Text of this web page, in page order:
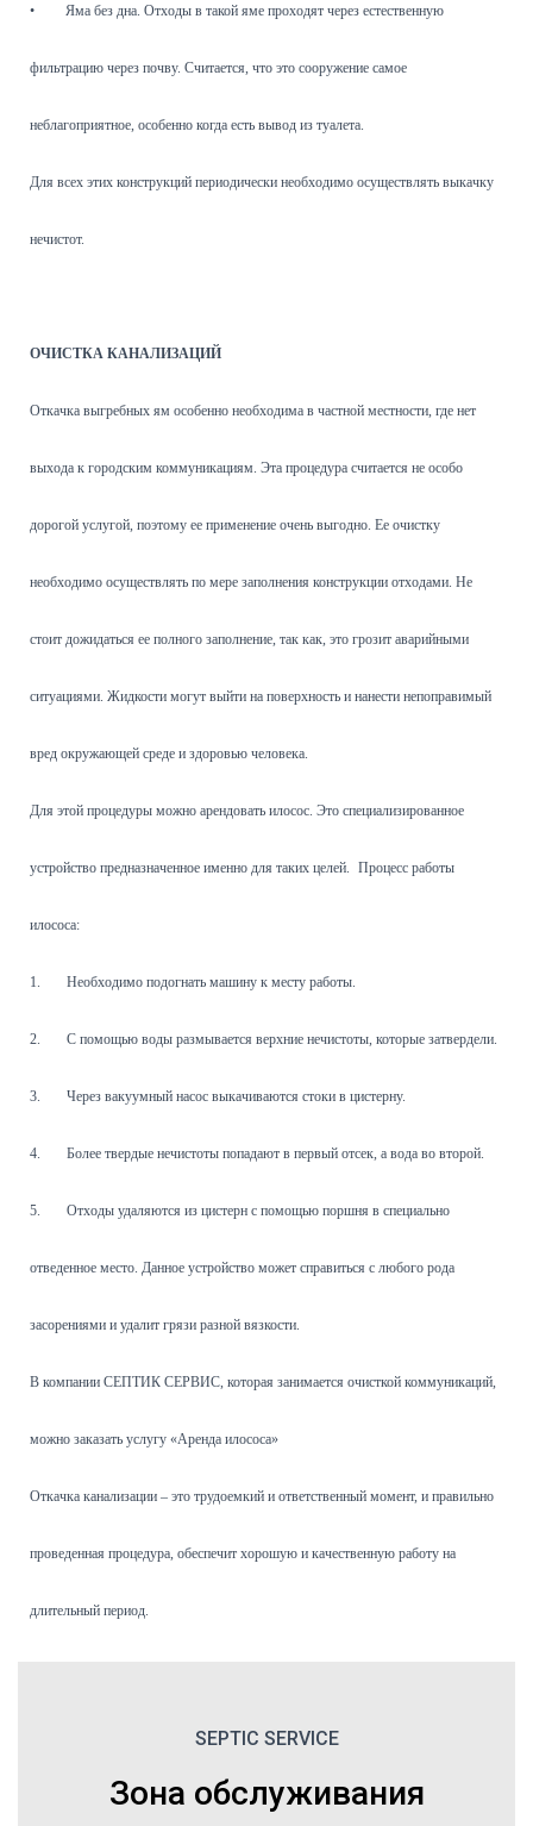
• Яма без дна. Отходы в такой яме проходят через естественную
фильтрацию через почву. Считается, что это сооружение самое
неблагоприятное, особенно когда есть вывод из туалета.
Для всех этих конструкций периодически необходимо осуществлять выкачку
нечистот.
ОЧИСТКА КАНАЛИЗАЦИЙ
Откачка выгребных ям особенно необходима в частной местности, где нет
выхода к городским коммуникациям. Эта процедура считается не особо
дорогой услугой, поэтому ее применение очень выгодно. Ее очистку
необходимо осуществлять по мере заполнения конструкции отходами. Не
стоит дожидаться ее полного заполнение, так как, это грозит аварийными
ситуациями. Жидкости могут выйти на поверхность и нанести непоправимый
вред окружающей среде и здоровью человека.
Для этой процедуры можно арендовать илосос. Это специализированное
устройство предназначенное именно для таких целей. Процесс работы
илососа:
1. Необходимо подогнать машину к месту работы.
2. С помощью воды размывается верхние нечистоты, которые затвердели.
3. Через вакуумный насос выкачиваются стоки в цистерну.
4. Более твердые нечистоты попадают в первый отсек, а вода во второй.
5. Отходы удаляются из цистерн с помощью поршня в специально
отведенное место. Данное устройство может справиться с любого рода
засорениями и удалит грязи разной вязкости.
В компании СЕПТИК СЕРВИС, которая занимается очисткой коммуникаций,
можно заказать услугу «Аренда илососа»
Откачка канализации – это трудоемкий и ответственный момент, и правильно
проведенная процедура, обеспечит хорошую и качественную работу на
длительный период.
SEPTIC SERVICE
Зона обслуживания